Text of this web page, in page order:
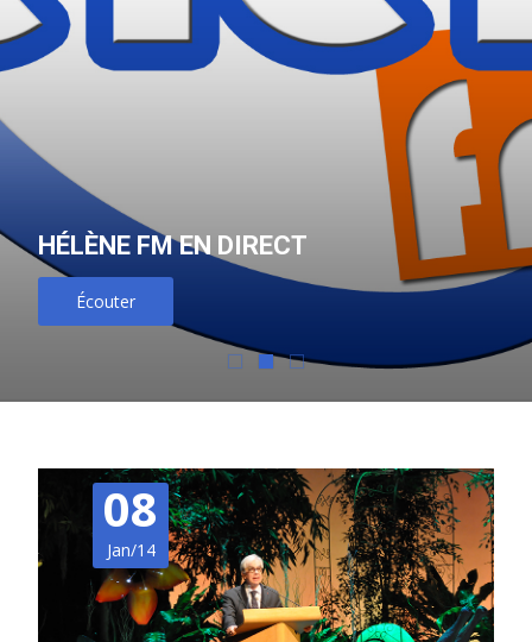
HÉLÈNE FM EN DIRECT
Écouter
08
Jan/14